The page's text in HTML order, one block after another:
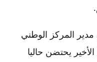
المركز الوطني
يحتضن حاليا